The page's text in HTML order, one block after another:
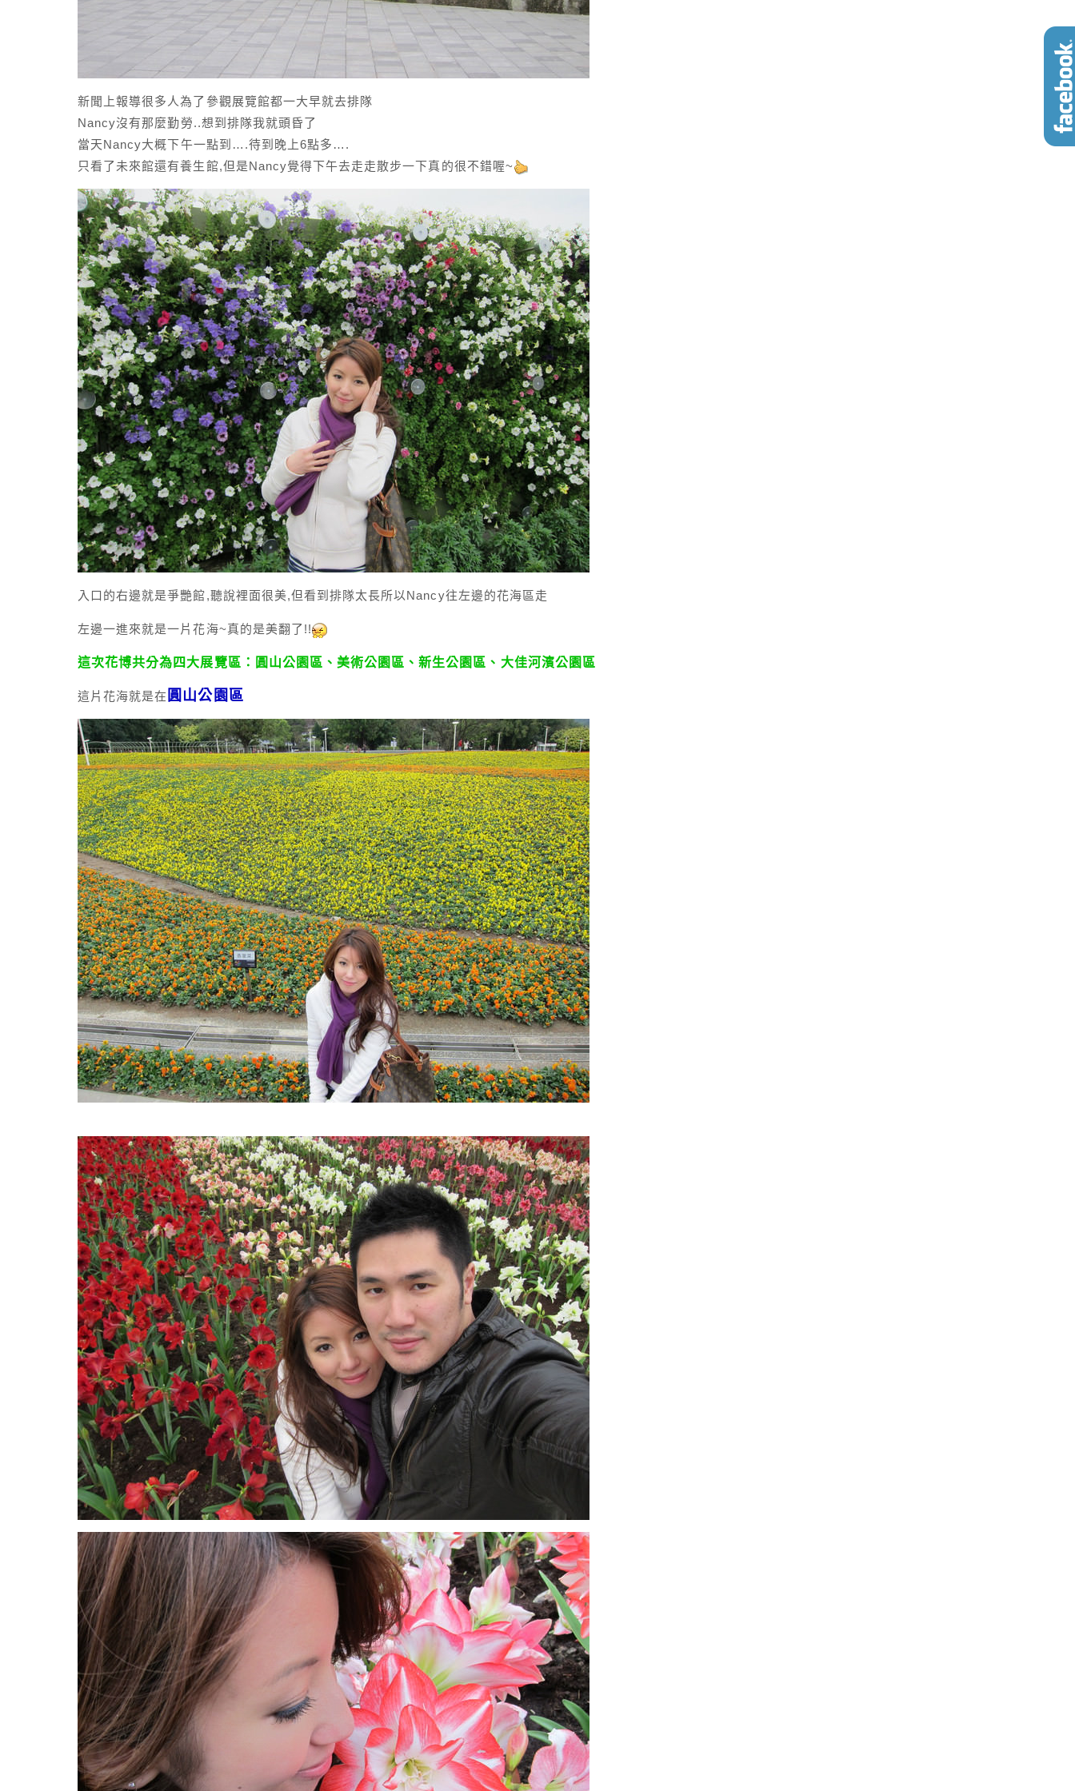
新聞上報導很多人為了參觀展覽館都一大早就去排隊
Nancy沒有那麼勤勞..想到排隊我就頭昏了
當天Nancy大概下午一點到….待到晚上6點多….
只看了未來館還有養生館,但是Nancy覺得下午去走走散步一下真的很不錯喔~
入口的右邊就是爭艷館,聽說裡面很美,但看到排隊太長所以Nancy往左邊的花海區走
左邊一進來就是一片花海~真的是美翻了!!
這次花博共分為四大展覽區：圓山公園區、美術公園區、新生公園區、大佳河濱公園區
這片花海就是在 圓山公園區